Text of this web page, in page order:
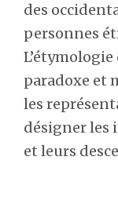
des
personnes
paradoxe et
les
désigner les
et leurs